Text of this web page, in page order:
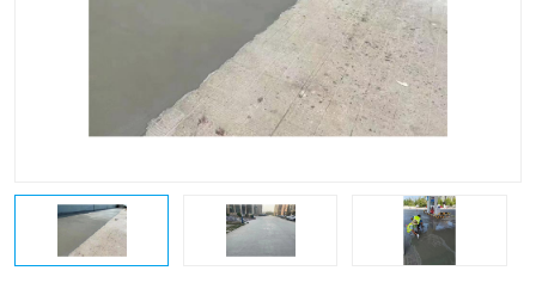
速凝剂
金刚砂
桥梁伸缩缝快速修补料 防静电不发火砂浆
膨胀剂 混凝土防碳化涂料